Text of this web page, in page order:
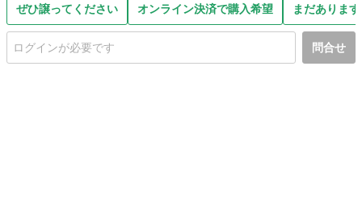
ぜひ譲ってください オンライン決済で購入希望 まだありま
問合せ